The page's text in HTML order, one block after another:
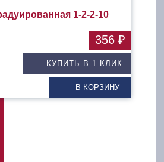
1-2-2-10
КУПИТЬ В 1 КЛИК
В КОРЗИНУ
356 ₽